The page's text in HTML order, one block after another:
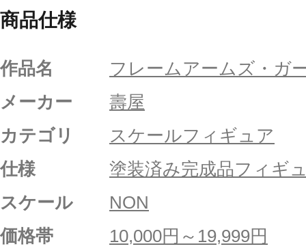
商品仕様
作品名
フレームアームズ・ガ
メーカー
壽屋
カテゴリ
スケールフィギュア
仕様
塗装済み完成品フィギ
スケール
NON
価格帯
10,000円～19,999円